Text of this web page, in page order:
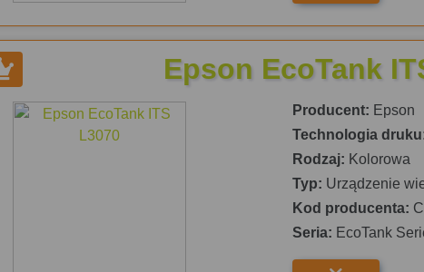
Epson EcoTank
Producent: Epson
Technologia
Rodzaj: Kolorowa
Typ: Urządzenie
Kod producenta:
Seria: EcoTank